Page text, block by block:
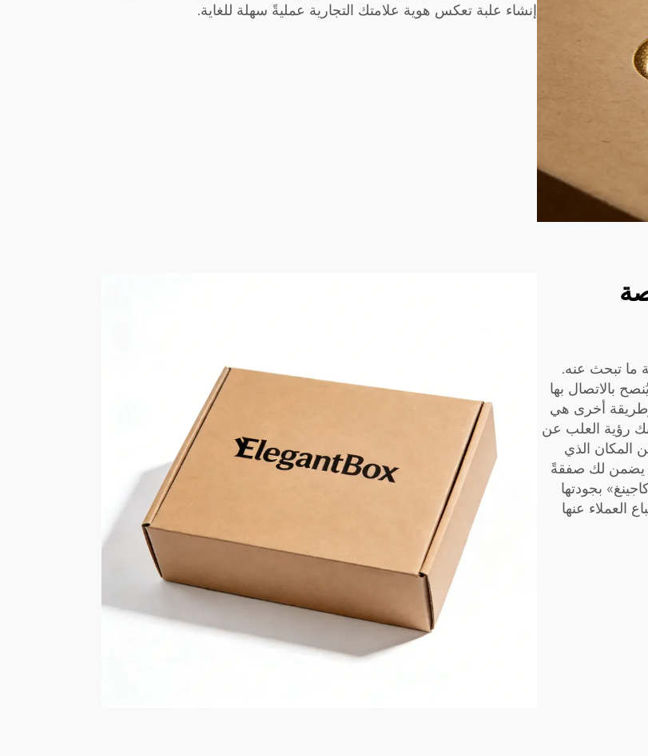
إنشاء علبة تعكس هوية علامتك التجارية عمليةً سهلة للغاية.
ما تبحث عنه.
بالاتصال بها
أخرى هي
رؤية العلب عن
المكان الذي
يضمن لك صفقةً
بجودتها
العملاء عنها